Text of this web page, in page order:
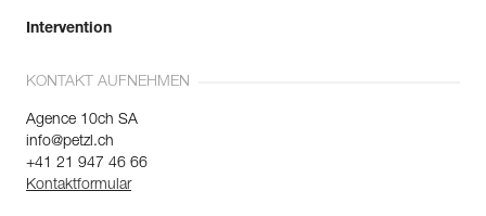
Intervention
KONTAKT AUFNEHMEN
Agence 10ch SA
info@petzl.ch
+41 21 947 46 66
Kontaktformular